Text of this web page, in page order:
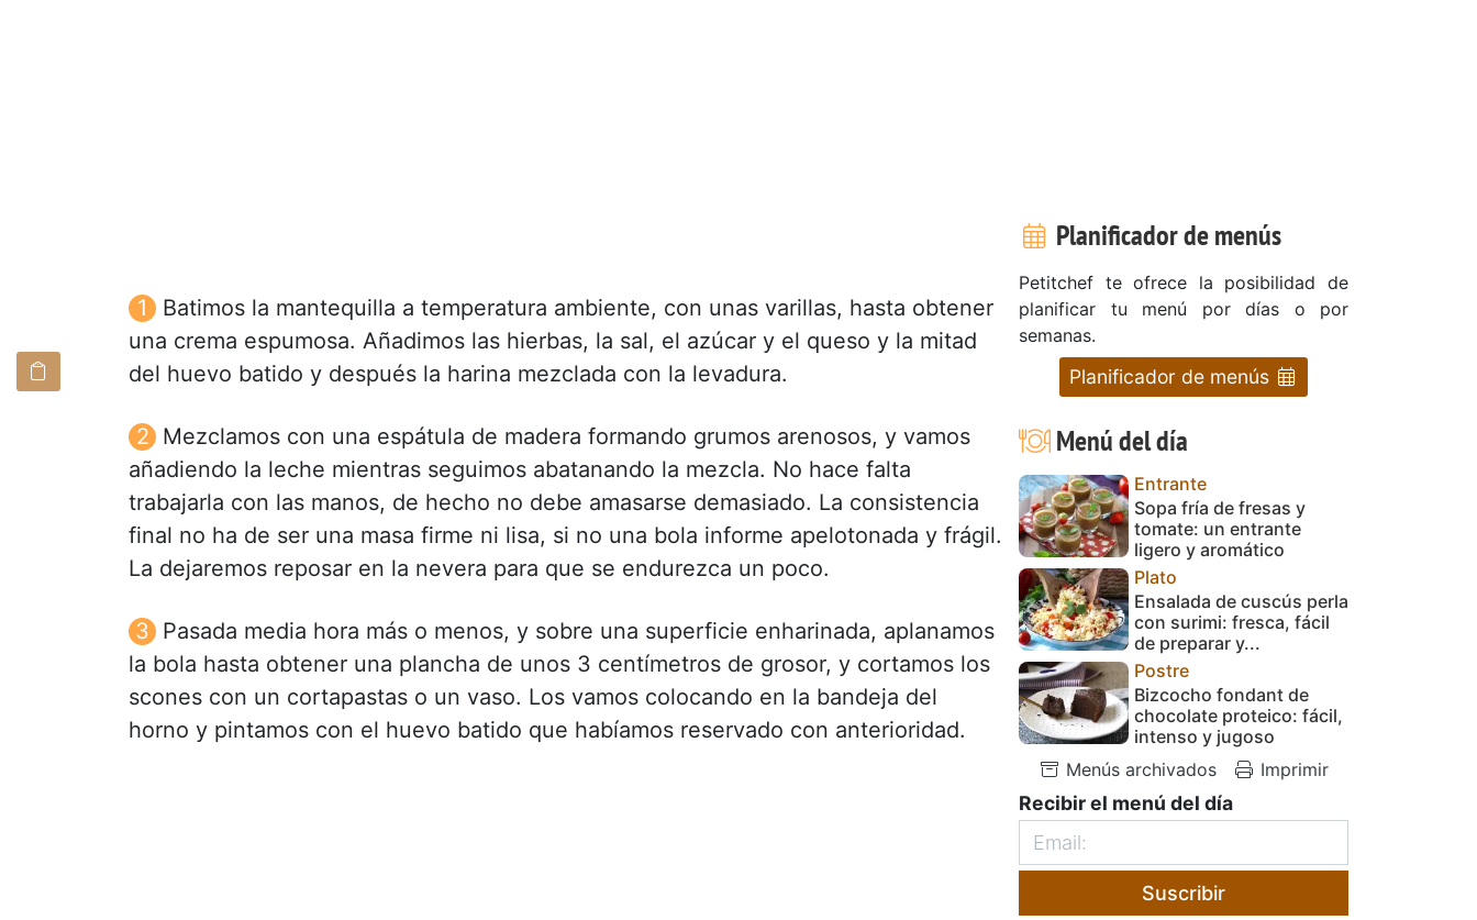
Batimos la mantequilla a temperatura ambiente, con unas varillas, hasta obtener
una crema espumosa. Añadimos las hierbas, la sal, el azúcar y el queso y la mitad
del huevo batido y después la harina mezclada con la levadura.
Mezclamos con una espátula de madera formando grumos arenosos, y vamos
añadiendo la leche mientras seguimos abatanando la mezcla. No hace falta
trabajarla con las manos, de hecho no debe amasarse demasiado. La consistencia
final no ha de ser una masa firme ni lisa, si no una bola informe apelotonada y frágil.
La dejaremos reposar en la nevera para que se endurezca un poco.
Pasada media hora más o menos, y sobre una superficie enharinada, aplanamos
la bola hasta obtener una plancha de unos 3 centímetros de grosor, y cortamos los
scones con un cortapastas o un vaso. Los vamos colocando en la bandeja del
horno y pintamos con el huevo batido que habíamos reservado con anterioridad.
Planificador de menús
Petitchef te ofrece la posibilidad de
planificar tu menú por días o por
semanas.
Planificador de menús
Menú del día
Entrante
Sopa fría de fresas y
tomate: un entrante
ligero y aromático
Plato
Ensalada de cuscús perla
con surimi: fresca, fácil
de preparar y...
Postre
Bizcocho fondant de
chocolate proteico: fácil,
intenso y jugoso
Menús archivados
Imprimir
Recibir el menú del día
Suscribir